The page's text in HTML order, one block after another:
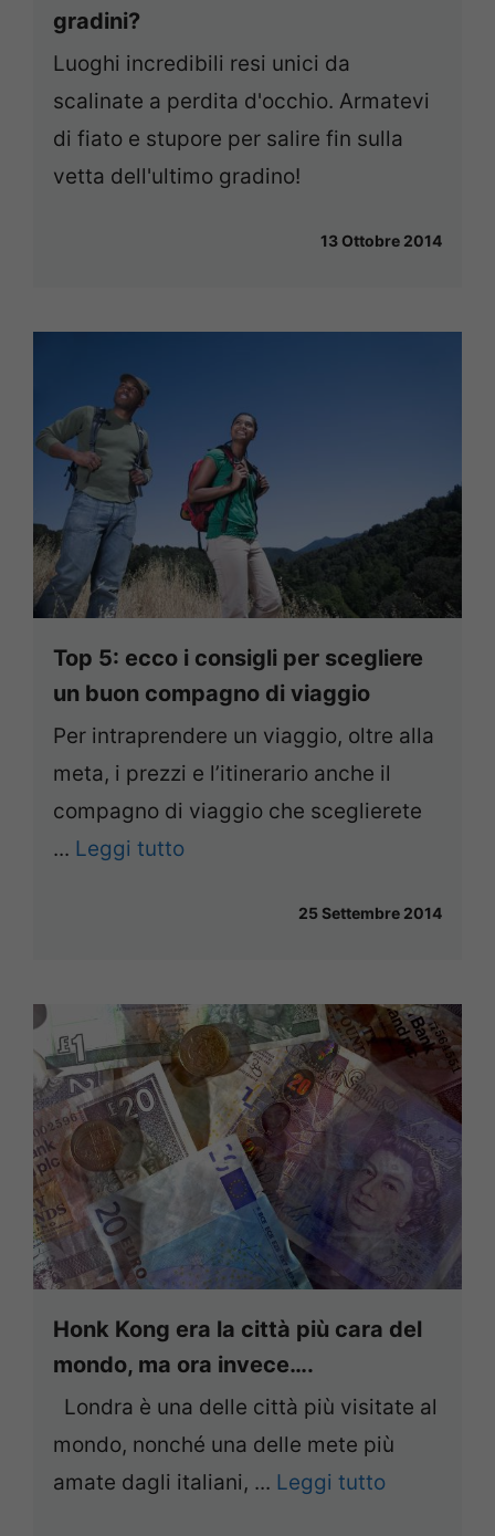
gradini?
Luoghi incredibili resi unici da
scalinate a perdita d'occhio. Armatevi
di fiato e stupore per salire fin sulla
vetta dell'ultimo gradino!
13 Ottobre 2014
Top 5: ecco i consigli per scegliere
un buon compagno di viaggio
Per intraprendere un viaggio, oltre alla
meta, i prezzi e l’itinerario anche il
compagno di viaggio che sceglierete
... Leggi tutto
25 Settembre 2014
Honk Kong era la città più cara del
mondo, ma ora invece….
Londra è una delle città più visitate al
mondo, nonché una delle mete più
amate dagli italiani, ... Leggi tutto